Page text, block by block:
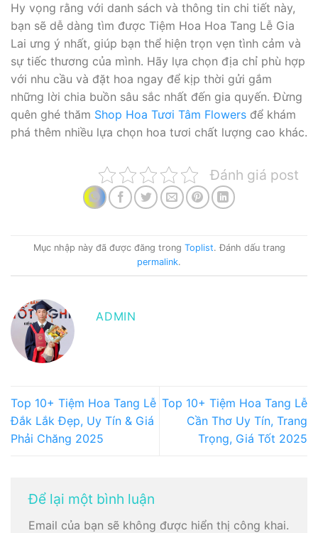
Hy vọng rằng với danh sách và thông tin chi tiết này,
bạn sẽ dễ dàng tìm được Tiệm Hoa Hoa Tang Lễ Gia
Lai ưng ý nhất, giúp bạn thể hiện trọn vẹn tình cảm và
sự tiếc thương của mình. Hãy lựa chọn địa chỉ phù hợp
với nhu cầu và đặt hoa ngay để kịp thời gửi gắm
những lời chia buồn sâu sắc nhất đến gia quyến. Đừng
quên ghé thăm Shop Hoa Tươi Tâm Flowers để khám
phá thêm nhiều lựa chọn hoa tươi chất lượng cao khác.
Đánh giá post
Mục nhập này đã được đăng trong Toplist. Đánh dấu trang
permalink.
ADMIN
Top 10+ Tiệm Hoa Tang Lễ
Đắk Lắk Đẹp, Uy Tín & Giá
Phải Chăng 2025
Top 10+ Tiệm Hoa Tang Lễ
Cần Thơ Uy Tín, Trang
Trọng, Giá Tốt 2025
Để lại một bình luận
Email của bạn sẽ không được hiển thị công khai.